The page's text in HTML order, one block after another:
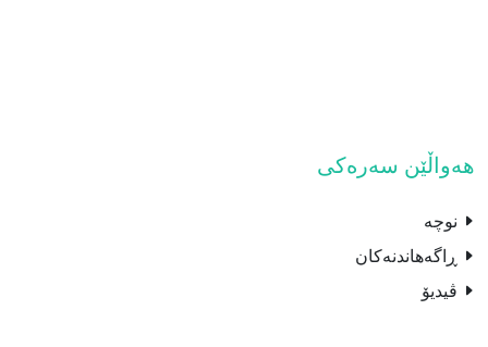
هەواڵێن سەرەکی
نوچە
ڕاگەهاندنەکان
ڤیدیۆ